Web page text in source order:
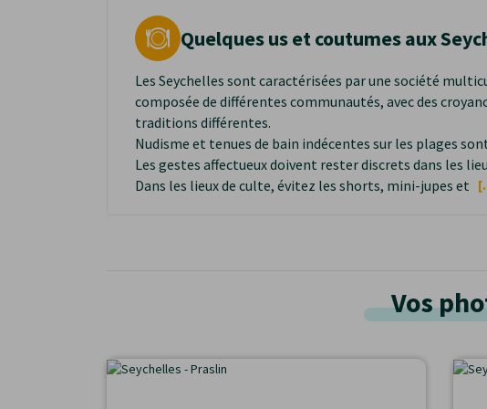
Quelques us et coutumes aux
Les Seychelles sont caractérisées par une société
composée de différentes communautés, avec des
traditions différentes.
Nudisme et tenues de bain indécentes sur les plages
Les gestes affectueux doivent rester discrets dans les
Dans les lieux de culte, évitez les shorts, mini-jupes et
Vos